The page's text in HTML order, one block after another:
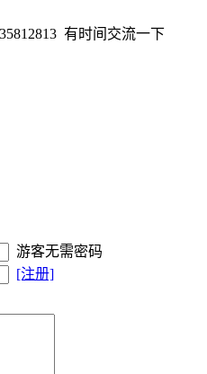
有时间交流一下
游客无需密码
[注册]